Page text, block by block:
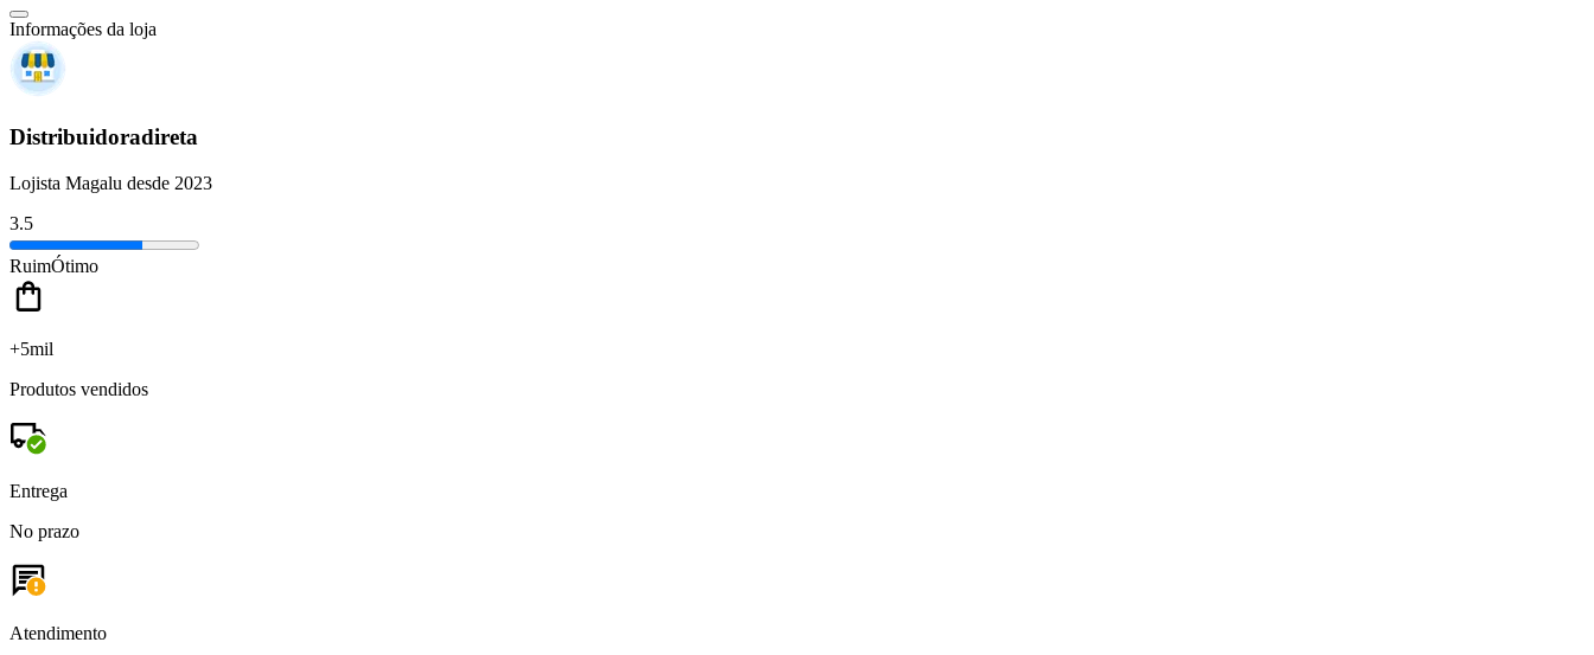
Informações da loja
Distribuidoradireta
Lojista Magalu desde 2023
3.5
RuimÓtimo
+5mil
Produtos vendidos
Entrega
No prazo
Atendimento